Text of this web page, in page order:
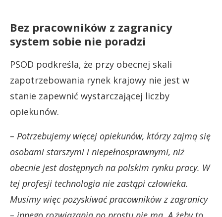
Bez pracowników z zagranicy
system sobie nie poradzi
PSOD podkreśla, że przy obecnej skali
zapotrzebowania rynek krajowy nie jest w
stanie zapewnić wystarczającej liczby
opiekunów.
– Potrzebujemy więcej opiekunów, którzy zajmą się
osobami starszymi i niepełnosprawnymi, niż
obecnie jest dostępnych na polskim rynku pracy. W
tej profesji technologia nie zastąpi człowieka.
Musimy więc pozyskiwać pracowników z zagranicy